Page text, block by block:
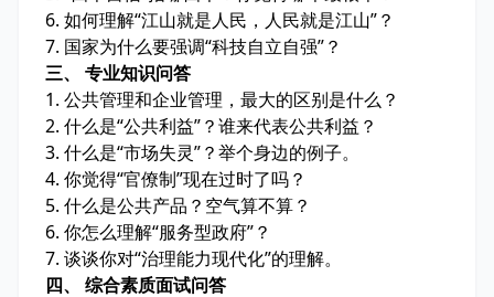
6. 如何理解“江山就是人民，人民就是江山”？
7. 国家为什么要强调“科技自立自强”？
三、 专业知识问答
1. 公共管理和企业管理，最大的区别是什么？
2. 什么是“公共利益”？谁来代表公共利益？
3. 什么是“市场失灵”？举个身边的例子。
4. 你觉得“官僚制”现在过时了吗？
5. 什么是公共产品？空气算不算？
6. 你怎么理解“服务型政府”？
7. 谈谈你对“治理能力现代化”的理解。
四、 综合素质面试问答